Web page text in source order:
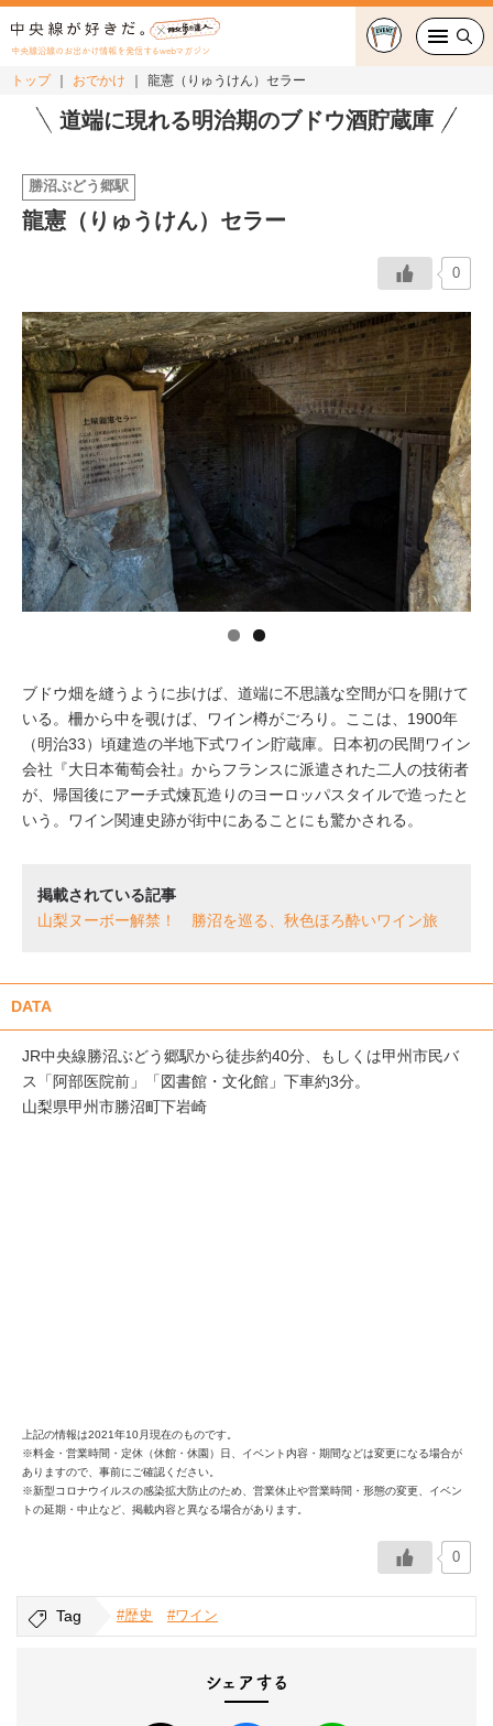
中央線沿線のお出かけ情報を発信するwebマガジン
グルメ・カフェ
おでかけ
中央線カルチャー
特集
連載
中央線フェス
イベント情報
おしらせ
トップ おでかけ 龍憲（りゅうけん）セラー
道端に現れる明治期のブドウ酒貯蔵庫
勝沼ぶどう郷駅
龍憲（りゅうけん）セラー
0
ブドウ畑を縫うように歩けば、道端に不思議な空間が口を開けて
いる。柵から中を覗けば、ワイン樽がごろり。ここは、1900年
（明治33）頃建造の半地下式ワイン貯蔵庫。日本初の民間ワイン
会社『大日本葡萄会社』からフランスに派遣された二人の技術者
が、帰国後にアーチ式煉瓦造りのヨーロッパスタイルで造ったと
いう。ワイン関連史跡が街中にあることにも驚かされる。
掲載されている記事
山梨ヌーボー解禁！ 勝沼を巡る、秋色ほろ酔いワイン旅
DATA
JR中央線勝沼ぶどう郷駅から徒歩約40分、もしくは甲州市民バ
ス「阿部医院前」「図書館・文化館」下車約3分。
山梨県甲州市勝沼町下岩崎
上記の情報は2021年10月現在のものです。
※料金・営業時間・定休（休館・休園）日、イベント内容・期間などは変更になる場合が
ありますので、事前にご確認ください。
※新型コロナウイルスの感染拡大防止のため、営業休止や営業時間・形態の変更、イベン
トの延期・中止など、掲載内容と異なる場合があります。
0
Tag #歴史 #ワイン
シェアする